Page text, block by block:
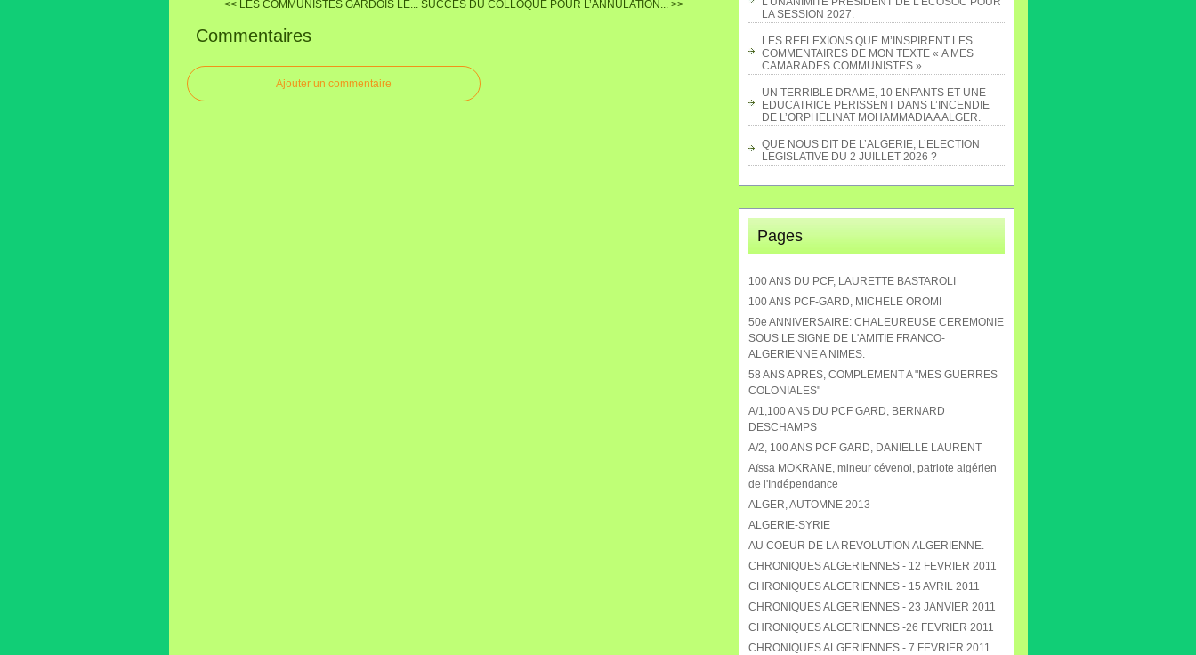
<< LES COMMUNISTES GARDOIS LE... SUCCES DU COLLOQUE POUR L’ANNULATION... >>
Commentaires
Ajouter un commentaire
LA SESSION 2027.
LES REFLEXIONS QUE M’INSPIRENT LES
COMMENTAIRES DE MON TEXTE « A MES
CAMARADES COMMUNISTES »
UN TERRIBLE DRAME, 10 ENFANTS ET UNE
EDUCATRICE PERISSENT DANS L’INCENDIE
DE L’ORPHELINAT MOHAMMADIA A ALGER.
QUE NOUS DIT DE L’ALGERIE, L’ELECTION
LEGISLATIVE DU 2 JUILLET 2026 ?
Pages
100 ANS DU PCF, LAURETTE BASTAROLI
100 ANS PCF-GARD, MICHELE OROMI
50e ANNIVERSAIRE: CHALEUREUSE CEREMONIE
SOUS LE SIGNE DE L'AMITIE FRANCO-
ALGERIENNE A NIMES.
58 ANS APRES, COMPLEMENT A "MES GUERRES
COLONIALES"
A/1,100 ANS DU PCF GARD, BERNARD
DESCHAMPS
A/2, 100 ANS PCF GARD, DANIELLE LAURENT
Aïssa MOKRANE, mineur cévenol, patriote algérien
de l'Indépendance
ALGER, AUTOMNE 2013
ALGERIE-SYRIE
AU COEUR DE LA REVOLUTION ALGERIENNE.
CHRONIQUES ALGERIENNES - 12 FEVRIER 2011
CHRONIQUES ALGERIENNES - 15 AVRIL 2011
CHRONIQUES ALGERIENNES - 23 JANVIER 2011
CHRONIQUES ALGERIENNES -26 FEVRIER 2011
CHRONIQUES ALGERIENNES - 7 FEVRIER 2011.